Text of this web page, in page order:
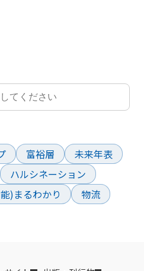
富裕層
未来年表
ハルシネーション
)まるわかり 物流